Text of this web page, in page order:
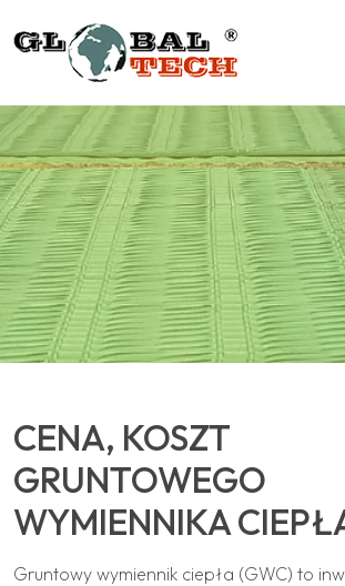
CENA, KOSZT
GRUNTOWEGO
WYMIENNIKA
Gruntowy wymiennik ciepła (GWC) to